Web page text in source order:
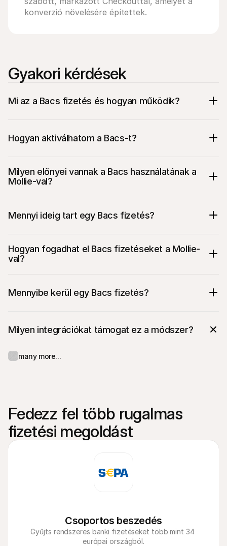
konverzió növelésére építettek.
Gyakori kérdések
Mi az a Bacs fizetés és hogyan működik?
Hogyan aktiválhatom a Bacs-t?
Milyen előnyei vannak a Bacs használatának a
Mollie-val?
Mennyi ideig tart egy Bacs fizetés?
Hogyan fogadhat el Bacs fizetéseket a Mollie-
val?
Mennyibe kerül egy Bacs fizetés?
Milyen integrációkat támogat ez a módszer?
many more...
Fedezz fel több rugalmas
fizetési megoldást
Csoportos beszedés
Gyűjts rendszeres banki fizetéseket több mint 34
európai országból.